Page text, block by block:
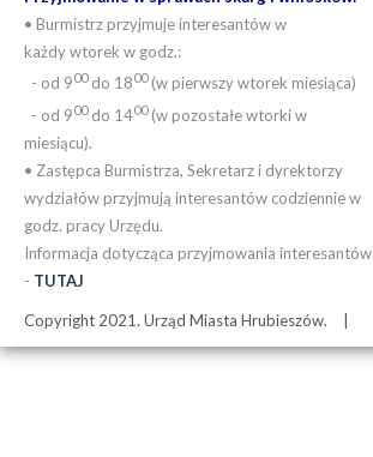
• Burmistrz przyjmuje interesantów w
każdy wtorek w godz.:
- od 900do 1800(w pierwszy wtorek miesiąca)
- od 900do 1400(w pozostałe wtorki w
miesiącu).
• Zastępca Burmistrza, Sekretarz i dyrektorzy
wydziałów przyjmują interesantów codziennie w
godz. pracy Urzędu.
Informacja dotycząca przyjmowania interesantów
- TUTAJ
Copyright 2021. Urząd Miasta Hrubieszów.